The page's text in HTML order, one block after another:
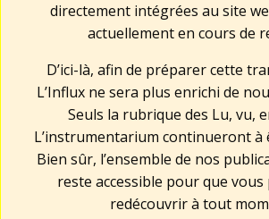
directement intégrées au site
actuellement en cours de
D’ici-là, afin de préparer cette
L’Influx ne sera plus enrichi de
Seuls la rubrique des Lu, vu,
L’instrumentarium continueront à
Bien sûr, l’ensemble de nos
reste accessible pour que vous
redécouvrir à tout